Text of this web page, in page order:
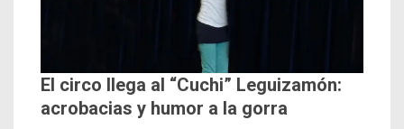
El circo llega al “Cuchi” Leguizamón:
acrobacias y humor a la gorra